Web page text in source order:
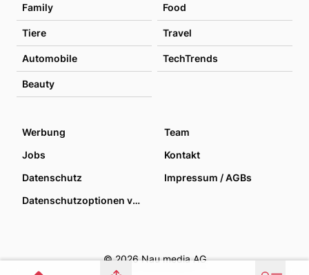
Family Food
Tiere Travel
Automobile TechTrends
Beauty
Werbung
Team
Jobs
Kontakt
Datenschutz
Impressum / AGBs
Datenschutzoptionen verwalten
© 2026 Nau media AG